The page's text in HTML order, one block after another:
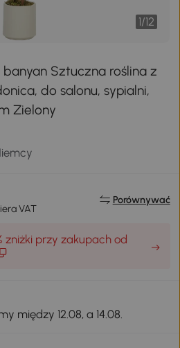
1/12
Sztuczna roślina z
do salonu, sypialni,
Zielony
VAT
Porównywać
zniżki przy zakupach od
między 12.08, a 14.08.